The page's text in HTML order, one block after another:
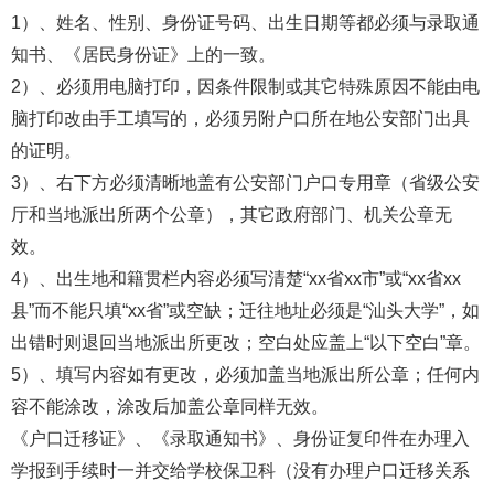
1）、姓名、性别、身份证号码、出生日期等都必须与录取通
知书、《居民身份证》上的一致。
2）、必须用电脑打印，因条件限制或其它特殊原因不能由电
脑打印改由手工填写的，必须另附户口所在地公安部门出具
的证明。
3）、右下方必须清晰地盖有公安部门户口专用章（省级公安
厅和当地派出所两个公章），其它政府部门、机关公章无
效。
4）、出生地和籍贯栏内容必须写清楚“хх省хх市”或“хх省хх
县”而不能只填“хх省”或空缺；迁往地址必须是“汕头大学”，如
出错时则退回当地派出所更改；空白处应盖上“以下空白”章。
5）、填写内容如有更改，必须加盖当地派出所公章；任何内
容不能涂改，涂改后加盖公章同样无效。
《户口迁移证》、《录取通知书》、身份证复印件在办理入
学报到手续时一并交给学校保卫科（没有办理户口迁移关系